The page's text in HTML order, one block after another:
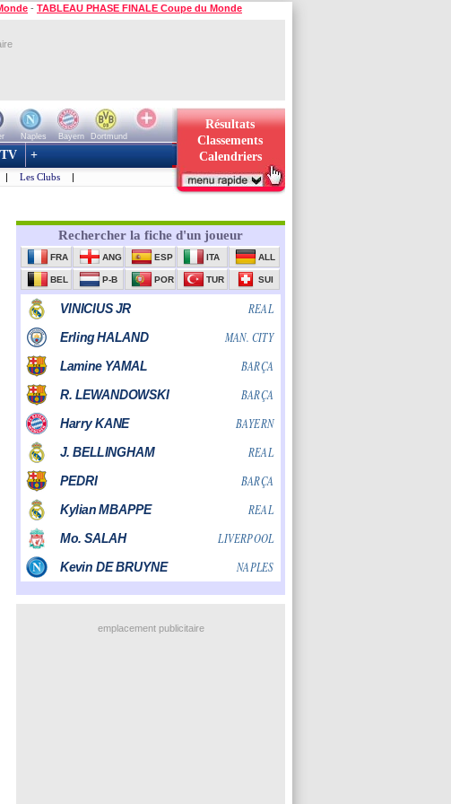
- TABLEAU PHASE FINALE Coupe du Monde
Naples Bayern
Dortmund
Résultats
Classements
Calendriers
TV +
| Les Clubs |
emplacement publicitaire